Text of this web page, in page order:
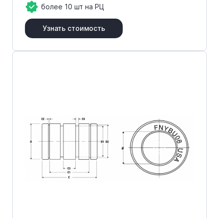
более 10 шт на РЦ
Узнать стоимость